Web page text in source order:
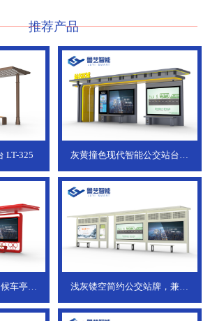
推荐产品
LT-325
灰黄撞色现代智能公交站台，
车亭，
浅灰镂空简约公交站牌，兼具